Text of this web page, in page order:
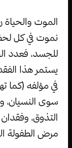
الموت والحياة
نموت في كل
للجسد، فعدد
يستمر هذا
في مؤلفه (كما
سوى النسيان،
التذوق،
مرض الطفولة